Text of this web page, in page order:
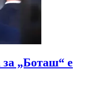
„Боташ“ е